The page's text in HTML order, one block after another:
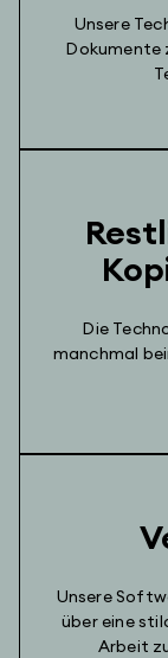
Unsere
Dokumente
Die
manchmal
Unsere
über eine
Arbeit